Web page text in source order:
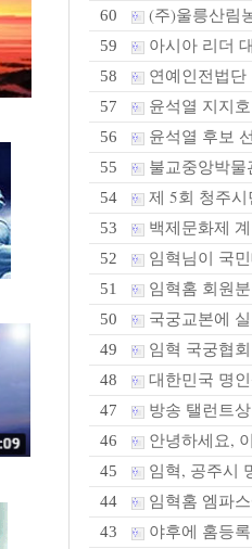
60 (주)울릉산림
59 아시아 리더
58 연예인전법
57 윤석열 지지
56 윤석열 후보
55 불교중앙박물
54 제 5회 청주
53 백제문화제
52 임혁님이 국
51 임혁홈 회원
50 국궁교본에
49 임혁 국궁협
48 대한민국 명
47 방송 탤런트
46 안녕하세요,
45 임혁, 공주시
44 임혁홈 엠파
43 야후에 홈등